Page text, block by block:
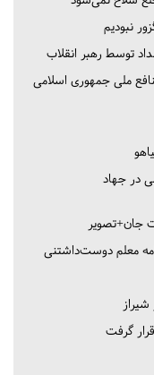
نبودیم
توسط رهبر انقلاب
ملی جمهوری اسلامی
در جهاد
جان+تصویر
معلم دوست‌داشتنی
گرفت